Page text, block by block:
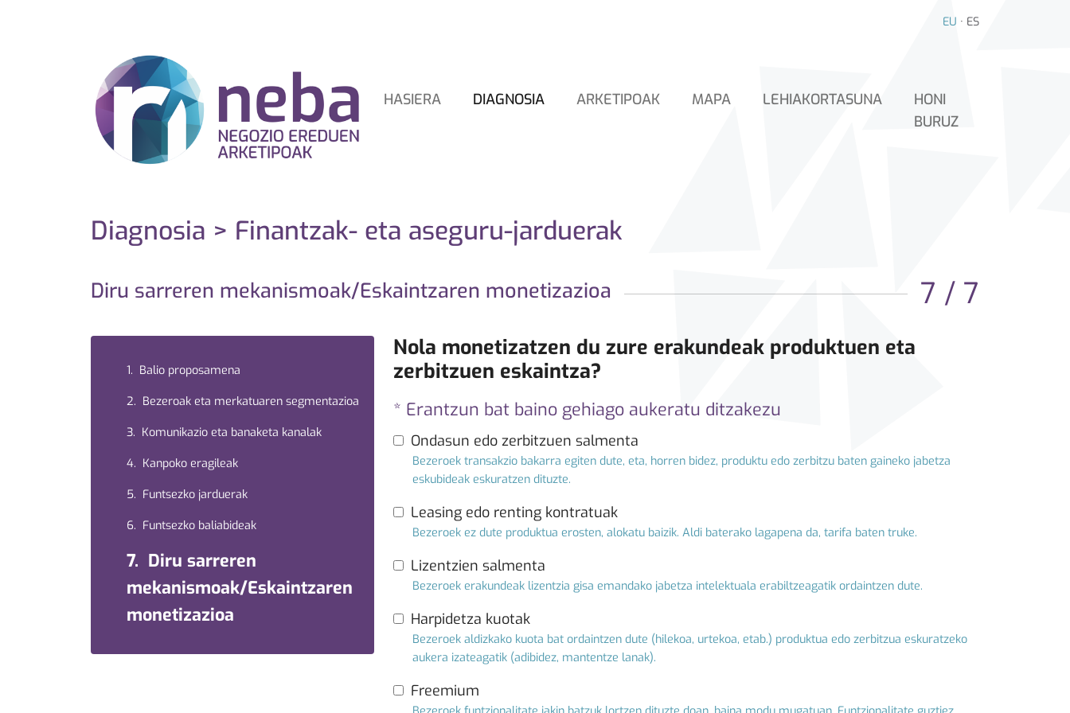
EU · ES
HASIERA DIAGNOSIA ARKETIPOAK MAPA LEHIAKORTASUNA
HONI
BURUZ
Diagnosia > Finantzak- eta aseguru-jarduerak
Diru sarreren mekanismoak/Eskaintzaren monetizazioa 7 / 7
1. Balio proposamena
2. Bezeroak eta merkatuaren segmentazioa
3. Komunikazio eta banaketa kanalak
4. Kanpoko eragileak
5. Funtsezko jarduerak
6. Funtsezko baliabideak
7. Diru sarreren
mekanismoak/Eskaintzaren
monetizazioa
Nola monetizatzen du zure erakundeak produktuen eta
zerbitzuen eskaintza?
* Erantzun bat baino gehiago aukeratu ditzakezu
Ondasun edo zerbitzuen salmenta
Bezeroek transakzio bakarra egiten dute, eta, horren bidez, produktu edo zerbitzu baten gaineko jabetza
eskubideak eskuratzen dituzte.
Leasing edo renting kontratuak
Bezeroek ez dute produktua erosten, alokatu baizik. Aldi baterako lagapena da, tarifa baten truke.
Lizentzien salmenta
Bezeroek erakundeak lizentzia gisa emandako jabetza intelektuala erabiltzeagatik ordaintzen dute.
Harpidetza kuotak
Bezeroek aldizkako kuota bat ordaintzen dute (hilekoa, urtekoa, etab.) produktua edo zerbitzua eskuratzeko
aukera izateagatik (adibidez, mantentze lanak).
Freemium